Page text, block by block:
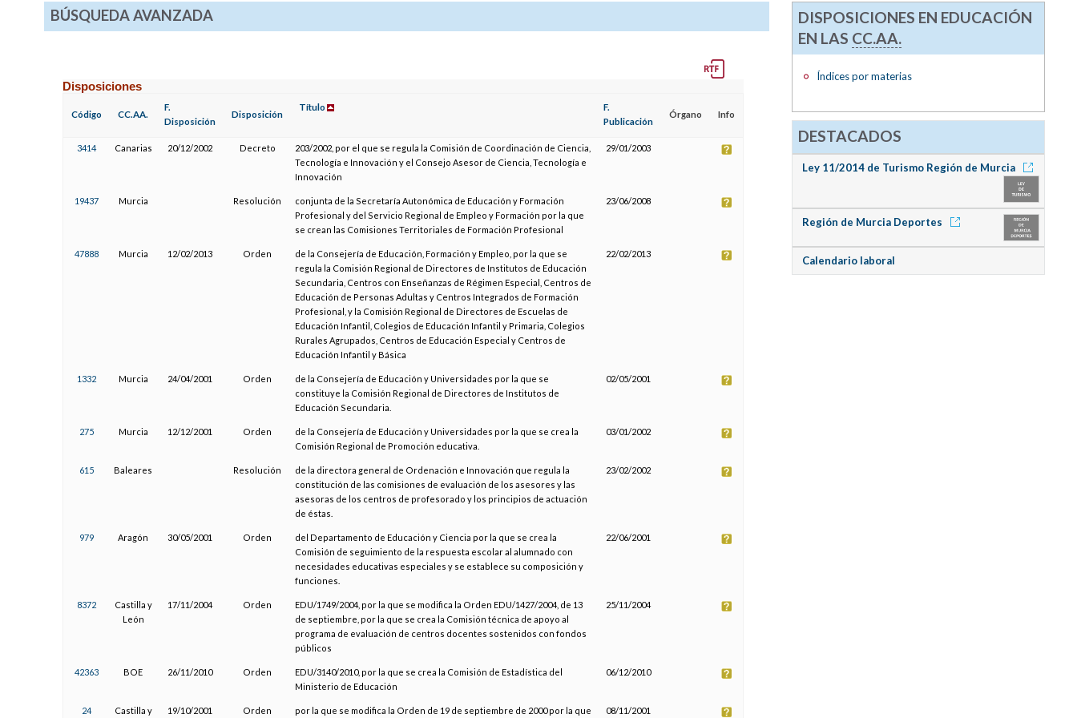
BÚSQUEDA AVANZADA
Disposiciones
Código CC.AA.
F.
Disposición
Disposición
Título
F.
Publicación
Órgano Info
3414 Canarias 20/12/2002 Decreto
203/2002, por el que se regula la Comisión de Coordinación de Ciencia,
Tecnología e Innovación y el Consejo Asesor de Ciencia, Tecnología e
Innovación
29/01/2003
19437 Murcia Resolución
conjunta de la Secretaría Autonómica de Educación y Formación
Profesional y del Servicio Regional de Empleo y Formación por la que
se crean las Comisiones Territoriales de Formación Profesional
23/06/2008
47888 Murcia 12/02/2013 Orden
de la Consejería de Educación, Formación y Empleo, por la que se
regula la Comisión Regional de Directores de Institutos de Educación
Secundaria, Centros con Enseñanzas de Régimen Especial, Centros de
Educación de Personas Adultas y Centros Integrados de Formación
Profesional, y la Comisión Regional de Directores de Escuelas de
Educación Infantil, Colegios de Educación Infantil y Primaria, Colegios
Rurales Agrupados, Centros de Educación Especial y Centros de
Educación Infantil y Básica
22/02/2013
1332 Murcia 24/04/2001 Orden
de la Consejería de Educación y Universidades por la que se
constituye la Comisión Regional de Directores de Institutos de
Educación Secundaria.
02/05/2001
275 Murcia 12/12/2001 Orden
de la Consejería de Educación y Universidades por la que se crea la
Comisión Regional de Promoción educativa.
03/01/2002
615 Baleares Resolución
de la directora general de Ordenación e Innovación que regula la
constitución de las comisiones de evaluación de los asesores y las
asesoras de los centros de profesorado y los principios de actuación
de éstas.
23/02/2002
979 Aragón 30/05/2001 Orden
del Departamento de Educación y Ciencia por la que se crea la
Comisión de seguimiento de la respuesta escolar al alumnado con
necesidades educativas especiales y se establece su composición y
funciones.
22/06/2001
8372
Castilla y
León
17/11/2004 Orden
EDU/1749/2004, por la que se modifica la Orden EDU/1427/2004, de 13
de septiembre, por la que se crea la Comisión técnica de apoyo al
programa de evaluación de centros docentes sostenidos con fondos
públicos
25/11/2004
42363 BOE 26/11/2010 Orden
EDU/3140/2010, por la que se crea la Comisión de Estadística del
Ministerio de Educación
06/12/2010
24 Castilla y 19/10/2001 Orden por la que se modifica la Orden de 19 de septiembre de 2000 por la que 08/11/2001
DISPOSICIONES EN EDUCACIÓN
EN LAS CC.AA.
Índices por materias
DESTACADOS
Ley 11/2014 de Turismo Región de Murcia
Región de Murcia Deportes
Calendario laboral